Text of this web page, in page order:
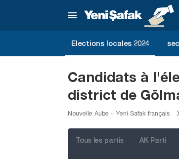
Elections locales 2024
Candidats à
district de
Nouvelle Aube - Yeni Safak français
Tous les partis AK Parti
Karaman
Kırşehir